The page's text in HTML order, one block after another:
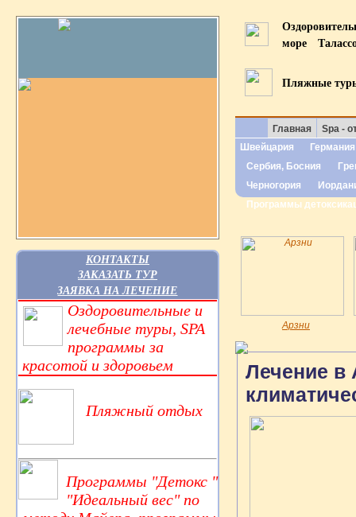
КОНТАКТЫ
ЗАКАЗАТЬ ТУР
ЗАЯВКА НА ЛЕЧЕНИЕ
Оздоровительные и
лечебные туры, SPA
программы за
красотой и здоровьем
Пляжный отдых
Программы "Детокс "
"Идеальный вес" по
море
Пляжные
Главная
Spa -
Швейцария
Германия
Сербия, Босния
Черногория
Программы
Арзни
Лечение в